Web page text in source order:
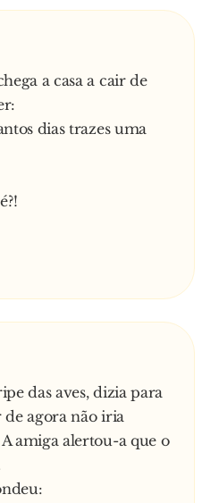
a casa a cair de
dias trazes uma
das aves, dizia para
agora não iria
amiga alertou-a que o